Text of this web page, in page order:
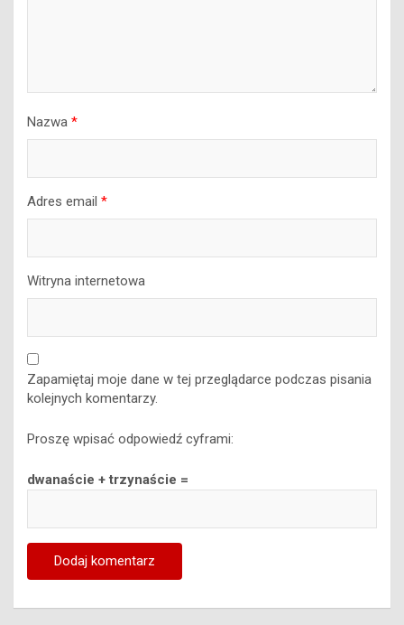
Nazwa *
Adres email *
Witryna internetowa
Zapamiętaj moje dane w tej przeglądarce podczas pisania
kolejnych komentarzy.
Proszę wpisać odpowiedź cyframi:
dwanaście + trzynaście =